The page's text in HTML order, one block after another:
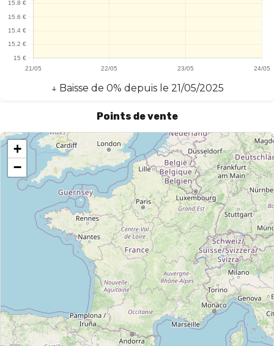
↓ Baisse de 0% depuis le 21/05/2025
Points de vente
+
−